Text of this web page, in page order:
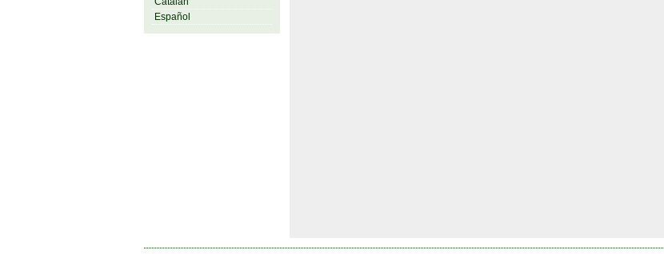
Español